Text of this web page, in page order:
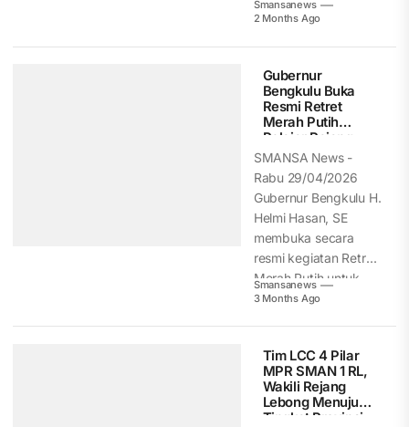
generasi muda.
Smansanews
2 Months Ago
Gubernur
Bengkulu Buka
Resmi Retret
Merah Putih
Pelajar Rejang
Lebong
SMANSA News -
Rabu 29/04/2026
Gubernur Bengkulu H.
Helmi Hasan, SE
membuka secara
resmi kegiatan Retret
Merah Putih untuk
pelajar...
Smansanews
3 Months Ago
Tim LCC 4 Pilar
MPR SMAN 1 RL,
Wakili Rejang
Lebong Menuju
Tingkat Provinsi